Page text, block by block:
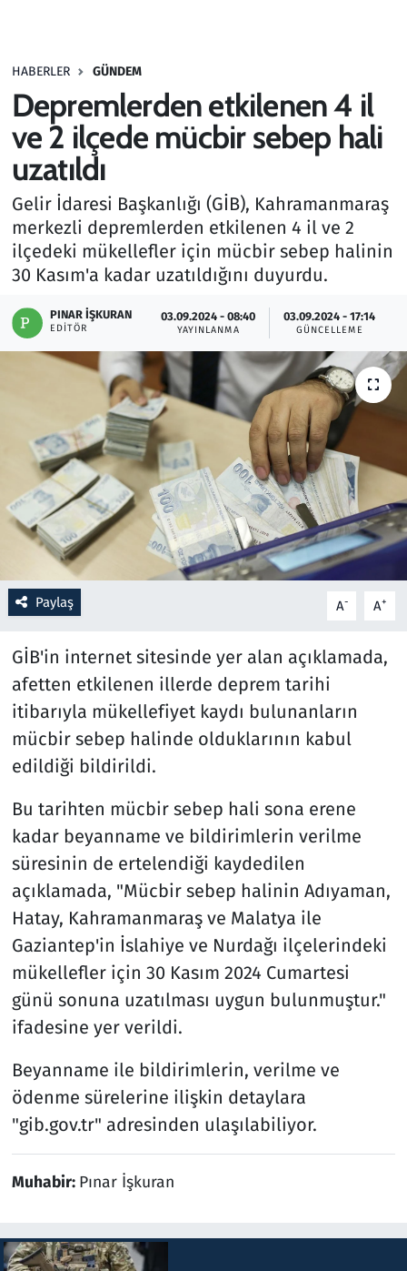
HABERLER GÜNDEM
Depremlerden etkilenen 4 il
ve 2 ilçede mücbir sebep hali
uzatıldı
Gelir İdaresi Başkanlığı (GİB), Kahramanmaraş
merkezli depremlerden etkilenen 4 il ve 2
ilçedeki mükellefler için mücbir sebep halinin
30 Kasım'a kadar uzatıldığını duyurdu.
PINAR İŞKURAN
EDITÖR
03.09.2024 - 08:40
YAYINLANMA
03.09.2024 - 17:14
GÜNCELLEME
Paylaş A- A+
GİB'in internet sitesinde yer alan açıklamada,
afetten etkilenen illerde deprem tarihi
itibarıyla mükellefiyet kaydı bulunanların
mücbir sebep halinde olduklarının kabul
edildiği bildirildi.
Bu tarihten mücbir sebep hali sona erene
kadar beyanname ve bildirimlerin verilme
süresinin de ertelendiği kaydedilen
açıklamada, "Mücbir sebep halinin Adıyaman,
Hatay, Kahramanmaraş ve Malatya ile
Gaziantep'in İslahiye ve Nurdağı ilçelerindeki
mükellefler için 30 Kasım 2024 Cumartesi
günü sonuna uzatılması uygun bulunmuştur."
ifadesine yer verildi.
Beyanname ile bildirimlerin, verilme ve
ödenme sürelerine ilişkin detaylara
"gib.gov.tr" adresinden ulaşılabiliyor.
Muhabir: Pınar İşkuran
Haber
Kültür Sanat
Kurumsal Haberler
Lezzet Durağı
Memur ve Kamu
Otomobil
Oyun
Ramazan
Resmi İlanlar
Rüya Tabirleri
Sağlık
Savunma Sanayi
Spor
Teknoloji ve Bilim
Televizyon